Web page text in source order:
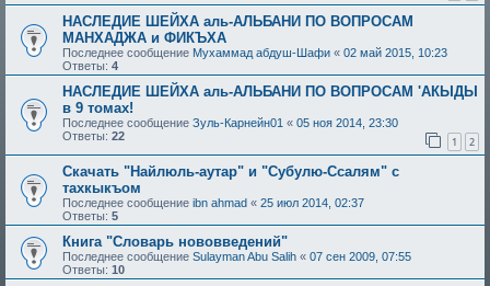
НАСЛЕДИЕ ШЕЙХА аль-АЛЬБАНИ ПО ВОПРОСАМ
МАНХАДЖА и ФИКЪХА
Последнее сообщение Мухаммад абдуш-Шафи « 02 май 2015, 10:23
Ответы: 4
НАСЛЕДИЕ ШЕЙХА аль-АЛЬБАНИ ПО ВОПРОСАМ 'АКЫДЫ
в 9 томах!
Последнее сообщение Зуль-Карнейн01 « 05 ноя 2014, 23:30
Ответы: 22 1 2
Скачать "Найлюль-аутар" и "Субулю-Ссалям" с
тахкыкъом
Последнее сообщение ibn ahmad « 25 июл 2014, 02:37
Ответы: 5
Книга "Словарь нововведений"
Последнее сообщение Sulayman Abu Salih « 07 сен 2009, 07:55
Ответы: 10